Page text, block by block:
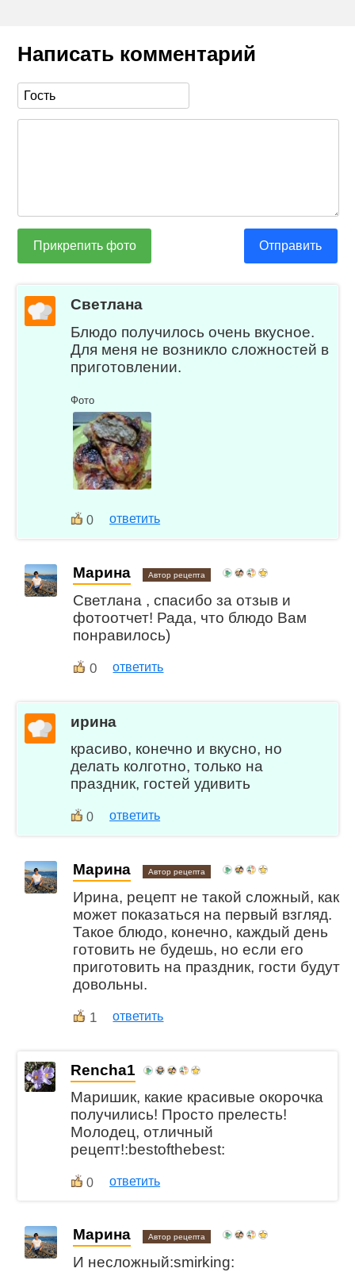
Написать комментарий
Прикрепить фото Отправить
Светлана
Блюдо получилось очень вкусное.
Для меня не возникло сложностей в
приготовлении.
Фото
0 ответить
Марина Автор рецепта
Светлана , спасибо за отзыв и
фотоотчет! Рада, что блюдо Вам
понравилось)
0 ответить
ирина
красиво, конечно и вкусно, но
делать колготно, только на
праздник, гостей удивить
0 ответить
Марина Автор рецепта
Ирина, рецепт не такой сложный, как
может показаться на первый взгляд.
Такое блюдо, конечно, каждый день
готовить не будешь, но если его
приготовить на праздник, гости будут
довольны.
1 ответить
Rencha1
Маришик, какие красивые окорочка
получились! Просто прелесть!
Молодец, отличный
рецепт!:bestofthebest:
0 ответить
Марина Автор рецепта
И несложный:smirking: